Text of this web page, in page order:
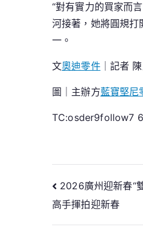
“對有實力的買家而
河接著，她將圓規
一。
文奧迪零件｜記者
圖｜主辦方藍寶堅尼
TC:osder9follow7
文
章
2026廣州迎新春“
高手揮拍迎新春